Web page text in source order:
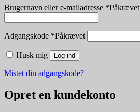
Brugernavn eller e-mailadresse *Påkrævet
Adgangskode *Påkrævet
Husk mig Log ind
Mistet din adgangskode?
Opret en kundekonto